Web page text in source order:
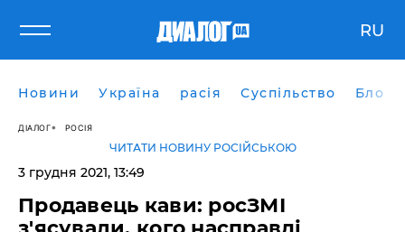
RU
Новини Україна расія Суспільство Блоги
ДІАЛОГ РОСІЯ
ЧИТАТИ НОВИНУ РОСІЙСЬКОЮ
3 грудня 2021, 13:49
Продавець кави: росЗМІ